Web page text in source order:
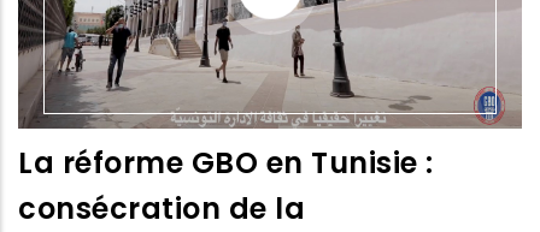
La réforme GBO en Tunisie :
consécration de la